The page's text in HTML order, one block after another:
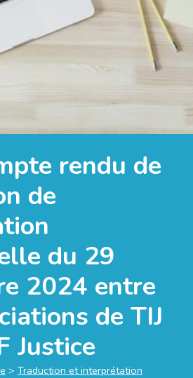
rendu de
de
du 29
2024 entre
de TIJ
Justice
> Traduction et interprétation